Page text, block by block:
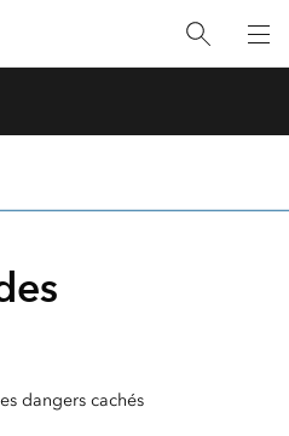
dangers cachés